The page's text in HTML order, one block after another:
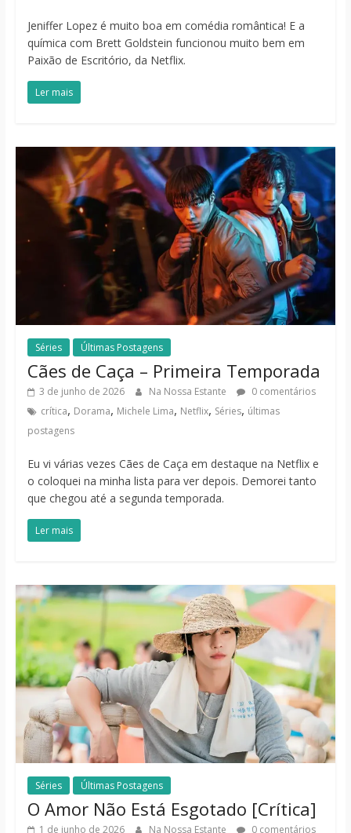
Jeniffer Lopez é muito boa em comédia romântica! E a
química com Brett Goldstein funcionou muito bem em
Paixão de Escritório, da Netflix.
Ler mais
Séries Últimas Postagens
Cães de Caça – Primeira Temporada
3 de junho de 2026 Na Nossa Estante
0 comentários
crítica, Dorama, Michele Lima, Netflix, Séries, últimas
postagens
Eu vi várias vezes Cães de Caça em destaque na Netflix e
o coloquei na minha lista para ver depois. Demorei tanto
que chegou até a segunda temporada.
Ler mais
Séries Últimas Postagens
O Amor Não Está Esgotado [Crítica]
1 de junho de 2026 Na Nossa Estante
0 comentários